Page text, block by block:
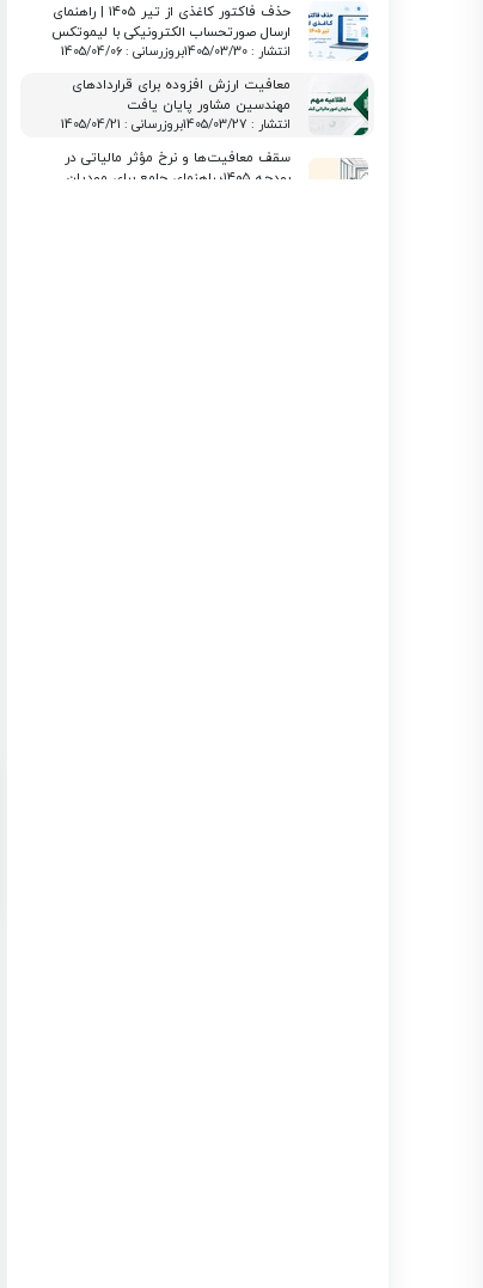
حذف فاکتور کاغذی از تیر ۱۴۰۵ | راهنمای
ارسال صورتحساب الکترونیکی با لیموتکس
انتشار : 1405/03/30 بروزرسانی : 1405/04/06
معافیت ارزش افزوده برای قراردادهای
مهندسین مشاور پایان یافت
انتشار : 1405/03/27 بروزرسانی : 1405/04/21
سقف معافیت‌ها و نرخ مؤثر مالیاتی در
بودجه ۱۴۰۵؛ راهنمای جامع برای مودیان